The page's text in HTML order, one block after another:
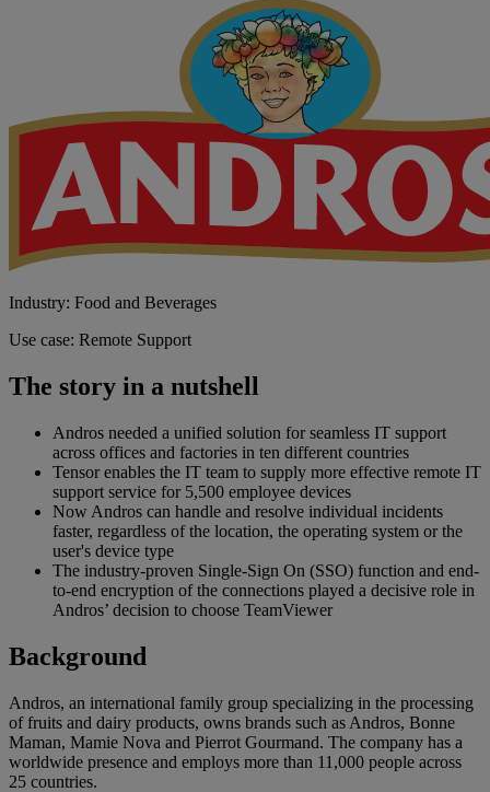
Industry: Food and Beverages
Use case: Remote Support
The story in a nutshell
Andros needed a unified solution for seamless IT support
across offices and factories in ten different countries
Tensor enables the IT team to supply more effective remote IT
support service for 5,500 employee devices
Now Andros can handle and resolve individual incidents
faster, regardless of the location, the operating system or the
user's device type
The industry-proven Single-Sign On (SSO) function and end-
to-end encryption of the connections played a decisive role in
Andros’ decision to choose TeamViewer
Background
Andros, an international family group specializing in the processing
of fruits and dairy products, owns brands such as Andros, Bonne
Maman, Mamie Nova and Pierrot Gourmand. The company has a
worldwide presence and employs more than 11,000 people across
25 countries.